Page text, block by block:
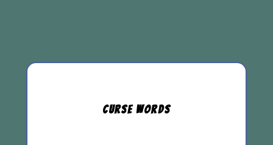
CURSE WORDS